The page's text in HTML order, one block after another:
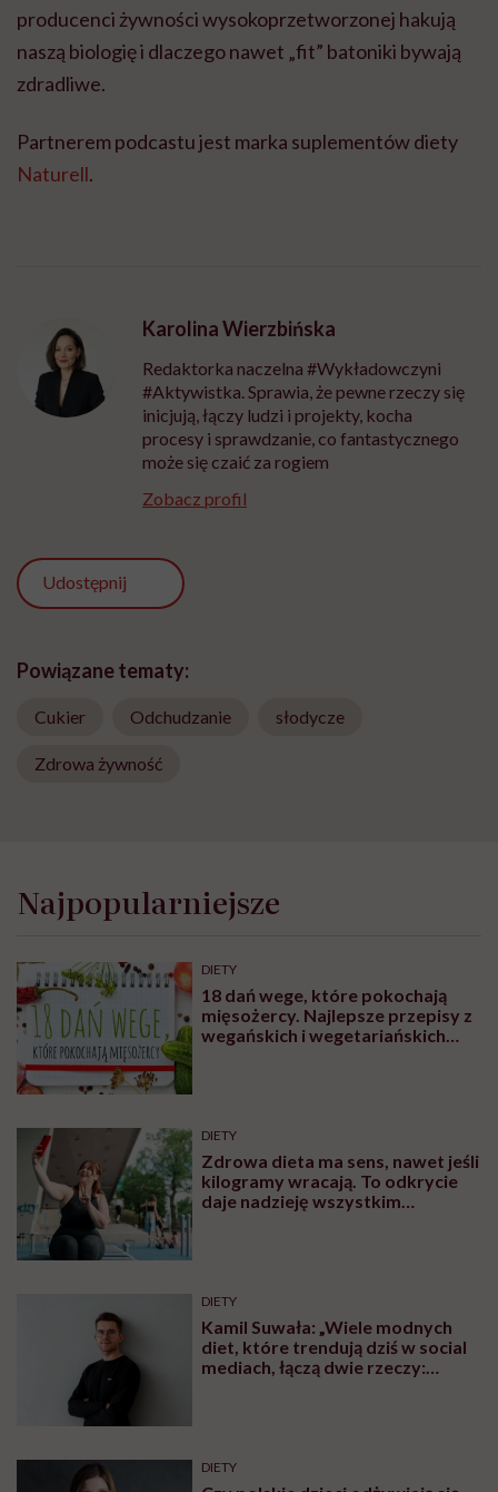
producenci żywności wysokoprzetworzonej hakują
naszą biologię i dlaczego nawet „fit” batoniki bywają
zdradliwe.
Partnerem podcastu jest marka suplementów diety
Naturell.
Karolina Wierzbińska
Redaktorka naczelna #Wykładowczyni
#Aktywistka. Sprawia, że pewne rzeczy się
inicjują, łączy ludzi i projekty, kocha
procesy i sprawdzanie, co fantastycznego
może się czaić za rogiem
Zobacz profil
Udostępnij
Powiązane tematy:
Cukier Odchudzanie słodycze
Zdrowa żywność
Najpopularniejsze
DIETY
18 dań wege, które pokochają
mięsożercy. Najlepsze przepisy z
wegańskich i wegetariańskich
DIETY
Zdrowa dieta ma sens, nawet jeśli
kilogramy wracają. To odkrycie
daje nadzieję wszystkim
DIETY
Kamil Suwała: „Wiele modnych
diet, które trendują dziś w social
mediach, łączą dwie rzeczy:
DIETY